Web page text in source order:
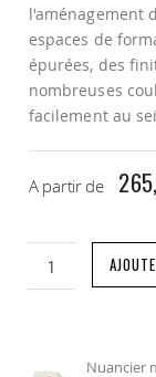
l'aménagement
espaces de
épurées, des
nombreuses
facilement au
A partir de
Nuancier